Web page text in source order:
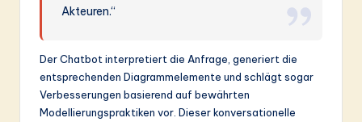
Akteuren.“
Der Chatbot interpretiert die Anfrage, generiert die
entsprechenden Diagrammelemente und schlägt sogar
Verbesserungen basierend auf bewährten
Modellierungspraktiken vor. Dieser konversationelle